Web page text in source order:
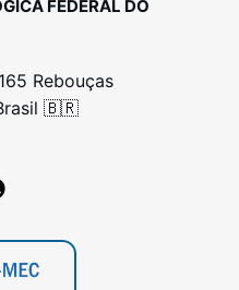
FEDERAL DO
Rebouças
🇧🇷